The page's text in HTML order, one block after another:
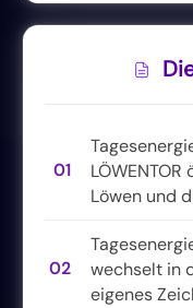
01
Löwen und
02
wechselt in
eigenes